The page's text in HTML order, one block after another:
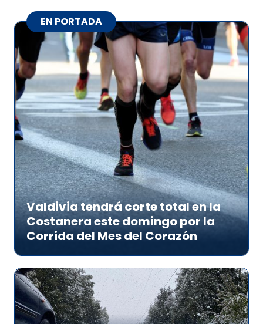
EN PORTADA
Valdivia tendrá corte total en la
Costanera este domingo por la
Corrida del Mes del Corazón